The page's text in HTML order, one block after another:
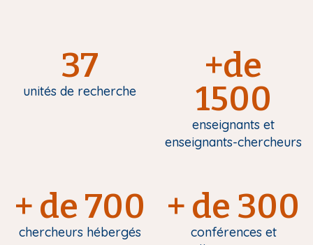
37
unités de recherche
+de
1500
enseignants et
enseignants-chercheurs
+ de 700
chercheurs hébergés
+ de 300
conférences et